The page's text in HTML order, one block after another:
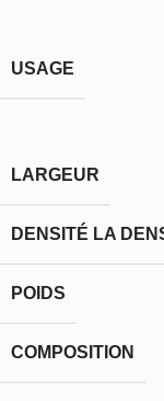
USAGE
LARGEUR
DENSITÉ LA
POIDS
COMPOSITION